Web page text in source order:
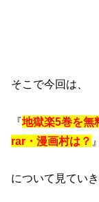
そこで今回は、
『地獄楽5巻を無
rar・漫画村は？ 』
について見てい